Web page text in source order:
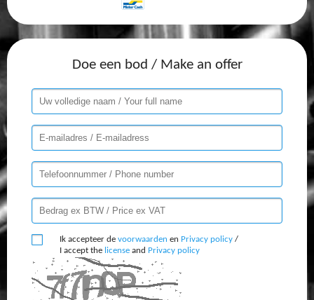
Doe een bod / Make an offer
Ik accepteer de voorwaarden en Privacy policy /
I accept the license and Privacy policy